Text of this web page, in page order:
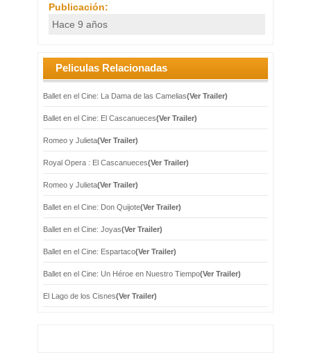
Publicación:
Hace 9 años
Peliculas Relacionadas
Ballet en el Cine: La Dama de las Camelias(Ver Trailer)
Ballet en el Cine: El Cascanueces(Ver Trailer)
Romeo y Julieta(Ver Trailer)
Royal Opera : El Cascanueces(Ver Trailer)
Romeo y Julieta(Ver Trailer)
Ballet en el Cine: Don Quijote(Ver Trailer)
Ballet en el Cine: Joyas(Ver Trailer)
Ballet en el Cine: Espartaco(Ver Trailer)
Ballet en el Cine: Un Héroe en Nuestro Tiempo(Ver Trailer)
El Lago de los Cisnes(Ver Trailer)